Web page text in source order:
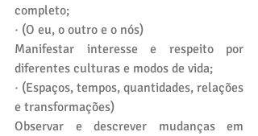
completo;
· (O eu, o outro e o nós)
Manifestar interesse e respeito por
diferentes culturas e modos de vida;
· (Espaços, tempos, quantidades, relações
e transformações)
Observar e descrever mudanças em